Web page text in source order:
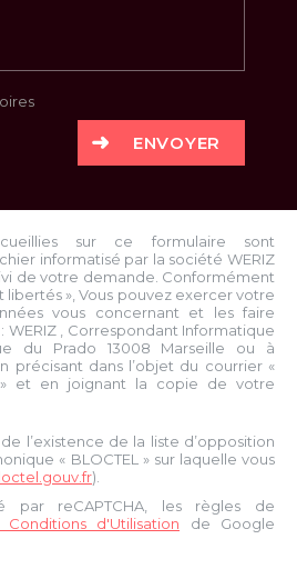
ENVOYER
sur ce formulaire sont
informatisé par la société WERIZ
de votre demande. Conformément
libertés », Vous pouvez exercer votre
vous concernant et les faire
WERIZ
, Correspondant Informatique
du Prado 13008 Marseille ou à
précisant dans l’objet du courrier «
et en joignant la copie de votre
l’existence de la liste d’opposition
« BLOCTEL » sur laquelle vous
).
reCAPTCHA, les règles de
Conditions d'Utilisation de Google